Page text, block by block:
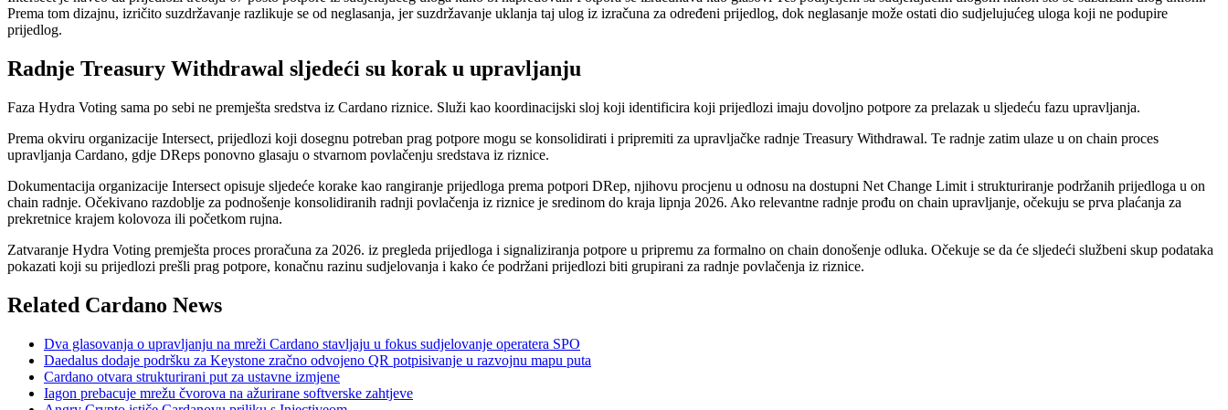
Prema tom dizajnu, izričito suzdržavanje razlikuje se od neglasanja, jer suzdržavanje uklanja taj ulog iz izračuna za određeni prijedlog, dok neglasanje može ostati dio sudjelujućeg uloga koji ne podupire
prijedlog.
Radnje Treasury Withdrawal sljedeći su korak u upravljanju
Faza Hydra Voting sama po sebi ne premješta sredstva iz Cardano riznice. Služi kao koordinacijski sloj koji identificira koji prijedlozi imaju dovoljno potpore za prelazak u sljedeću fazu upravljanja.
Prema okviru organizacije Intersect, prijedlozi koji dosegnu potreban prag potpore mogu se konsolidirati i pripremiti za upravljačke radnje Treasury Withdrawal. Te radnje zatim ulaze u on chain proces
upravljanja Cardano, gdje DReps ponovno glasaju o stvarnom povlačenju sredstava iz riznice.
Dokumentacija organizacije Intersect opisuje sljedeće korake kao rangiranje prijedloga prema potpori DRep, njihovu procjenu u odnosu na dostupni Net Change Limit i strukturiranje podržanih prijedloga u on
chain radnje. Očekivano razdoblje za podnošenje konsolidiranih radnji povlačenja iz riznice je sredinom do kraja lipnja 2026. Ako relevantne radnje prođu on chain upravljanje, očekuju se prva plaćanja za
prekretnice krajem kolovoza ili početkom rujna.
Zatvaranje Hydra Voting premješta proces proračuna za 2026. iz pregleda prijedloga i signaliziranja potpore u pripremu za formalno on chain donošenje odluka. Očekuje se da će sljedeći službeni skup podataka
pokazati koji su prijedlozi prešli prag potpore, konačnu razinu sudjelovanja i kako će podržani prijedlozi biti grupirani za radnje povlačenja iz riznice.
Related Cardano News
Dva glasovanja o upravljanju na mreži Cardano stavljaju u fokus sudjelovanje operatera SPO
Daedalus dodaje podršku za Keystone zračno odvojeno QR potpisivanje u razvojnu mapu puta
Cardano otvara strukturirani put za ustavne izmjene
Iagon prebacuje mrežu čvorova na ažurirane softverske zahtjeve